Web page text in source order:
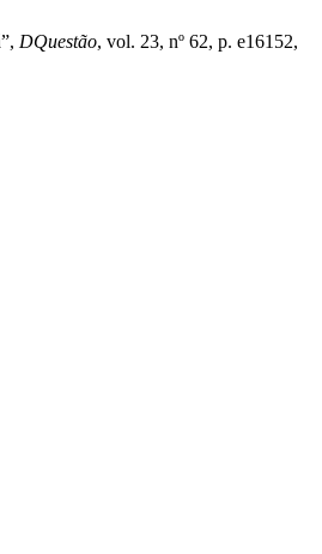
DQuestão, vol. 23, nº 62, p. e16152,